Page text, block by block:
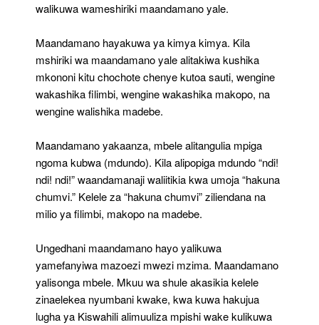
walikuwa wameshiriki maandamano yale.
Maandamano hayakuwa ya kimya kimya. Kila
mshiriki wa maandamano yale alitakiwa kushika
mkononi kitu chochote chenye kutoa sauti, wengine
wakashika filimbi, wengine wakashika makopo, na
wengine walishika madebe.
Maandamano yakaanza, mbele alitangulia mpiga
ngoma kubwa (mdundo). Kila alipopiga mdundo “ndi!
ndi! ndi!” waandamanaji waliitikia kwa umoja “hakuna
chumvi.” Kelele za “hakuna chumvi” ziliendana na
milio ya filimbi, makopo na madebe.
Ungedhani maandamano hayo yalikuwa
yamefanyiwa mazoezi mwezi mzima. Maandamano
yalisonga mbele. Mkuu wa shule akasikia kelele
zinaelekea nyumbani kwake, kwa kuwa hakujua
lugha ya Kiswahili alimuuliza mpishi wake kulikuwa